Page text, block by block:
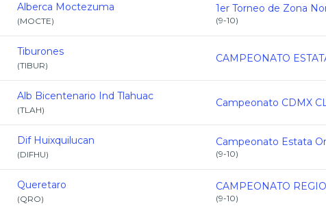
Alberca Moctezuma
(MOCTE) (9-10)
Tiburones
(TIBUR)
Alb Bicentenario Ind Tlahuac
(TLAH)
Dif Huixquilucan
(DIFHU) (9-10)
Queretaro
(QRO) (9-10)